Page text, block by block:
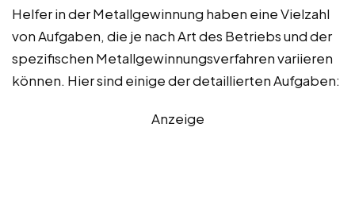
Helfer in der Metallgewinnung haben eine Vielzahl
von Aufgaben, die je nach Art des Betriebs und der
spezifischen Metallgewinnungsverfahren variieren
können. Hier sind einige der detaillierten Aufgaben:
Anzeige